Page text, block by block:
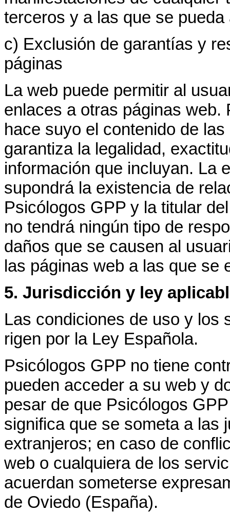
terceros y a las que se
c) Exclusión de garantías y
páginas
La web puede permitir al
enlaces a otras páginas
hace suyo el contenido de
garantiza la legalidad,
información que incluyan. La
supondrá la existencia de
Psicólogos GPP y la titular
no tendrá ningún tipo de
daños que se causen al
las páginas web a las que se
5. Jurisdicción y ley
Las condiciones de uso y los
rigen por la Ley Española.
Psicólogos GPP no tiene
pueden acceder a su web y
pesar de que Psicólogos
significa que se someta a las
extranjeros; en caso de
web o cualquiera de los
acuerdan someterse
de Oviedo (España).